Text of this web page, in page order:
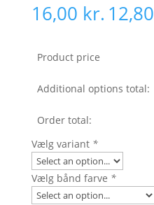
16,00 kr. 12,80
Product price
Additional options total:
Order total:
Vælg variant *
Vælg bånd farve *